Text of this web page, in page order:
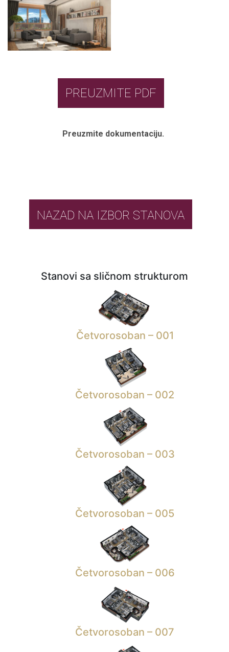
PREUZMITE PDF
Preuzmite dokumentaciju.
NAZAD NA IZBOR STANOVA
Stanovi sa sličnom strukturom
Četvorosoban – 001
Četvorosoban – 002
Četvorosoban – 003
Četvorosoban – 005
Četvorosoban – 006
Četvorosoban – 007